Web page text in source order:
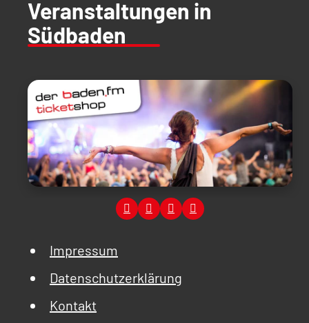
Veranstaltungen in
Südbaden
Impressum
Datenschutzerklärung
Kontakt